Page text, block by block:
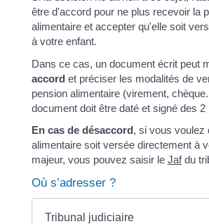
être d'accord pour ne plus recevoir la
alimentaire et accepter qu'elle soit
à votre enfant.
Dans ce cas, un document écrit peut
accord et préciser les modalités de
pension alimentaire (virement,
document doit être daté et signé des 2
En cas de désaccord, si vous voulez
alimentaire soit versée directement à
majeur, vous pouvez saisir le Jafdu
Où s’adresser ?
Tribunal judiciaire